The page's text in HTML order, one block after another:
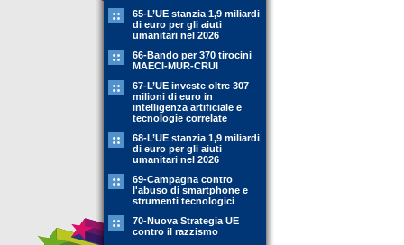
65-L’UE stanzia 1,9 miliardi
di euro per gli aiuti
umanitari nel 2026
66-Bando per 370 tirocini
MAECI-MUR-CRUI
67-L’UE investe oltre 307
milioni di euro in
intelligenza artificiale e
tecnologie correlate
68-L’UE stanzia 1,9 miliardi
di euro per gli aiuti
umanitari nel 2026
69-Campagna contro
l'abuso di smartphone e
strumenti tecnologici
70-Nuova Strategia UE
contro il razzismo